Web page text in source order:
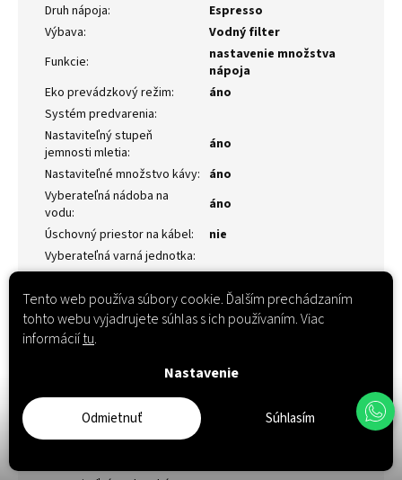
Tento web používa súbory cookie. Ďalším prechádzaním
tohto webu vyjadrujete súhlas s ich používaním. Viac
informáciítu.
Nastavenie
Odmietnuť Súhlasím
Druh nápoja:
Espresso
Výbava:
Vodný filter
Funkcie:
nastavenie množstva
nápoja
Eko prevádzkový režim:
áno
Systém predvarenia:
Nastaviteľný stupeň
jemnosti mletia:
áno
Nastaviteľné množstvo kávy: áno
Vyberateľná nádoba na
vodu:
áno
Úschovný priestor na kábel:
nie
Vyberateľná varná jednotka:
Individuálne nastaviteľná
tvrdosť vody:
áno, 4 stupne
Funkcia čistenia
nie
Aroma Balance System
(profily):
Cappuccino-Connaisseur: